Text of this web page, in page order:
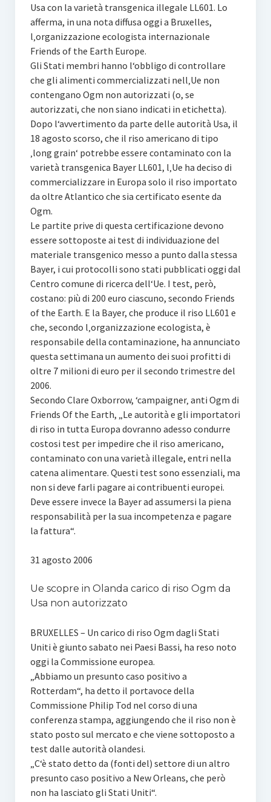
Usa con la varietà transgenica illegale LL601. Lo
afferma, in una nota diffusa oggi a Bruxelles,
l‚organizzazione ecologista internazionale
Friends of the Earth Europe.
Gli Stati membri hanno l‘obbligo di controllare
che gli alimenti commercializzati nell‚Ue non
contengano Ogm non autorizzati (o, se
autorizzati, che non siano indicati in etichetta).
Dopo l‘avvertimento da parte delle autorità Usa, il
18 agosto scorso, che il riso americano di tipo
‚long grain‘ potrebbe essere contaminato con la
varietà transgenica Bayer LL601, l‚Ue ha deciso di
commercializzare in Europa solo il riso importato
da oltre Atlantico che sia certificato esente da
Ogm.
Le partite prive di questa certificazione devono
essere sottoposte ai test di individuazione del
materiale transgenico messo a punto dalla stessa
Bayer, i cui protocolli sono stati pubblicati oggi dal
Centro comune di ricerca dell‘Ue. I test, però,
costano: più di 200 euro ciascuno, secondo Friends
of the Earth. E la Bayer, che produce il riso LL601 e
che, secondo l‚organizzazione ecologista, è
responsabile della contaminazione, ha annunciato
questa settimana un aumento dei suoi profitti di
oltre 7 milioni di euro per il secondo trimestre del
2006.
Secondo Clare Oxborrow, ‘campaigner‚ anti Ogm di
Friends Of the Earth, „Le autorità e gli importatori
di riso in tutta Europa dovranno adesso condurre
costosi test per impedire che il riso americano,
contaminato con una varietà illegale, entri nella
catena alimentare. Questi test sono essenziali, ma
non si deve farli pagare ai contribuenti europei.
Deve essere invece la Bayer ad assumersi la piena
responsabilità per la sua incompetenza e pagare
la fattura“.
31 agosto 2006
Ue scopre in Olanda carico di riso Ogm da
Usa non autorizzato
BRUXELLES – Un carico di riso Ogm dagli Stati
Uniti è giunto sabato nei Paesi Bassi, ha reso noto
oggi la Commissione europea.
„Abbiamo un presunto caso positivo a
Rotterdam“, ha detto il portavoce della
Commissione Philip Tod nel corso di una
conferenza stampa, aggiungendo che il riso non è
stato posto sul mercato e che viene sottoposto a
test dalle autorità olandesi.
„C‘è stato detto da (fonti del) settore di un altro
presunto caso positivo a New Orleans, che però
non ha lasciato gli Stati Uniti“.